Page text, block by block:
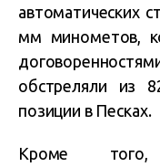
автоматических
мм минометов,
обстреляли из
позиции в Песках.
Кроме того,